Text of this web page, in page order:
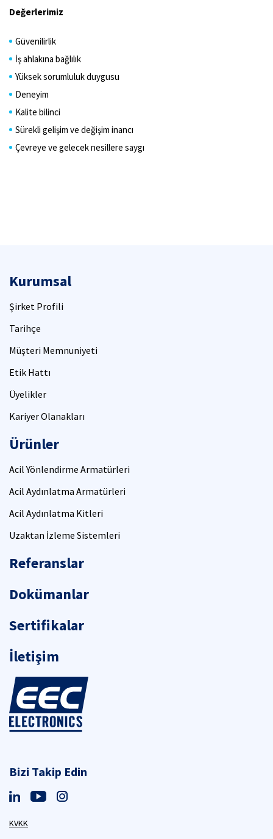
Değerlerimiz
Güvenilirlik
İş ahlakına bağlılık
Yüksek sorumluluk duygusu
Deneyim
Kalite bilinci
Sürekli gelişim ve değişim inancı
Çevreye ve gelecek nesillere saygı
Kurumsal
Şirket Profili
Tarihçe
Müşteri Memnuniyeti
Etik Hattı
Üyelikler
Kariyer Olanakları
Ürünler
Acil Yönlendirme Armatürleri
Acil Aydınlatma Armatürleri
Acil Aydınlatma Kitleri
Uzaktan İzleme Sistemleri
Referanslar
Dokümanlar
Sertifikalar
İletişim
Bizi Takip Edin
KVKK